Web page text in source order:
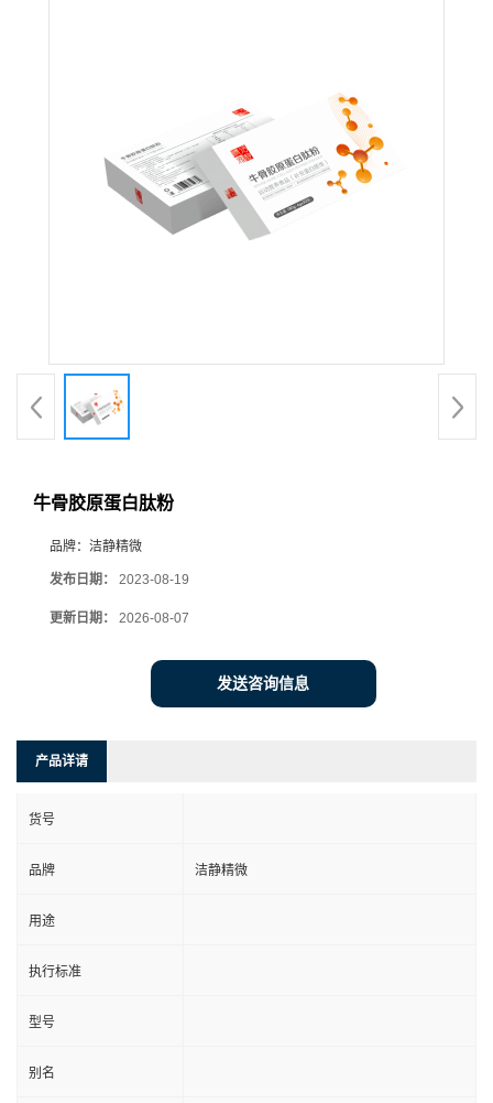
牛骨胶原蛋白肽粉
品牌： 洁静精微
发布日期： 2023-08-19
更新日期： 2026-08-07
发送咨询信息
产品详请
货号
品牌 洁静精微
用途
执行标准
型号
别名